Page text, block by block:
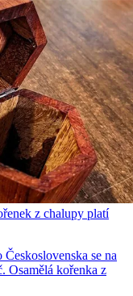
z chalupy platí
se na
Osamělá kořenka z